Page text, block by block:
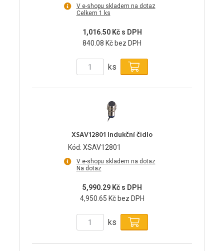
V e-shopu skladem na dotaz
Celkem 1 ks
1,016.50 Kč s DPH
840.08 Kč bez DPH
ks
XSAV12801 Indukční čidlo
Kód: XSAV12801
V e-shopu skladem na dotaz
Na dotaz
5,990.29 Kč s DPH
4,950.65 Kč bez DPH
ks